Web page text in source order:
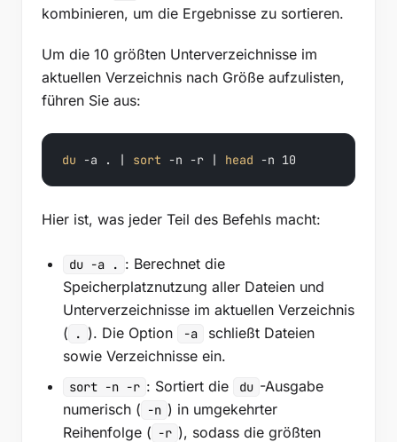
kombinieren, um die Ergebnisse zu sortieren.
Um die 10 größten Unterverzeichnisse im
aktuellen Verzeichnis nach Größe aufzulisten,
führen Sie aus:
du -a . | sort -n -r | head -n 10
Hier ist, was jeder Teil des Befehls macht:
du -a . : Berechnet die
Speicherplatznutzung aller Dateien und
Unterverzeichnisse im aktuellen Verzeichnis
(
. ). Die Option -a
schließt Dateien
sowie Verzeichnisse ein.
sort -n -r : Sortiert die du -Ausgabe
numerisch ( -n ) in umgekehrter
Reihenfolge ( -r ), sodass die größten